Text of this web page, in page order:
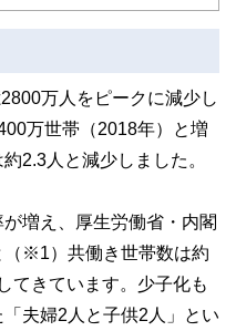
万人をピークに減少し
万世帯（2018年）と増
2.3人と減少しました。
増え、厚生労働省・内閣
（※1）共働き世帯数は約
てきています。少子化も
夫婦2人と子供2人」とい